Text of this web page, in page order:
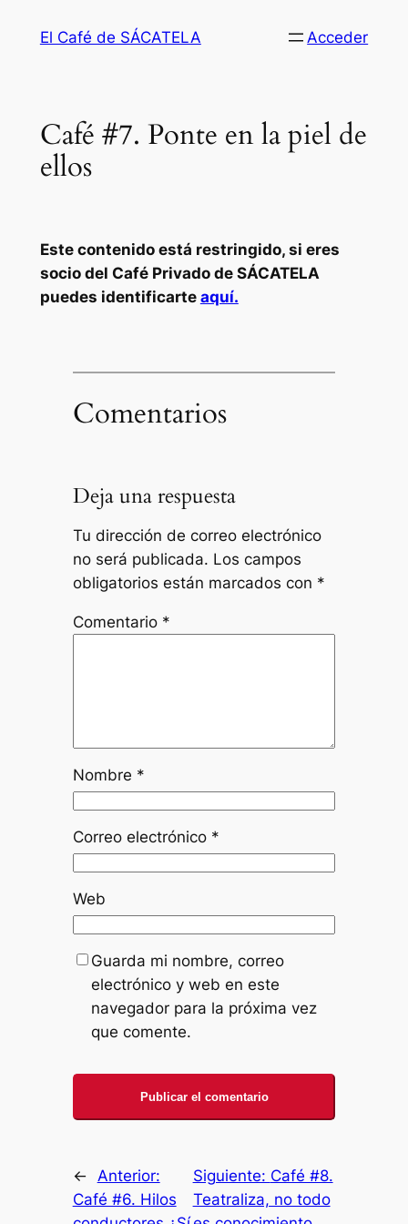
El Café de SÁCATELA Acceder
Café #7. Ponte en la piel de
ellos
Este contenido está restringido, si eres
socio del Café Privado de SÁCATELA
puedes identificarte aquí.
Comentarios
Deja una respuesta
Tu dirección de correo electrónico
no será publicada. Los campos
obligatorios están marcados con *
Comentario *
Nombre *
Correo electrónico *
Web
Guarda mi nombre, correo
electrónico y web en este
navegador para la próxima vez
que comente.
← Anterior:
Café #6. Hilos
Siguiente: Café #8.
Teatraliza, no todo